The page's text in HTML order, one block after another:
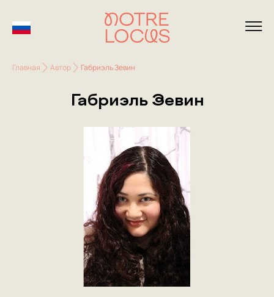
Главная Автор Габриэль Зевин
Габриэль Зевин